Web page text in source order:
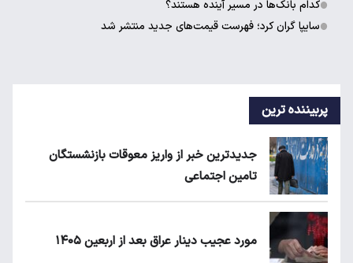
کدام بانک‌ها در مسیر آینده هستند؟
سایپا گران کرد؛ فهرست قیمت‌های جدید منتشر شد
پربیننده ترین
جدیدترین خبر از واریز معوقات بازنشستگان
تامین اجتماعی
مورد عجیب دینار عراق بعد از اربعین ۱۴۰۵